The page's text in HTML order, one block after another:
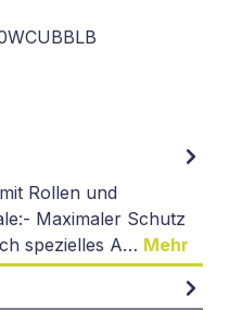
Rollen und
Maximaler Schutz
spezielles A… Mehr